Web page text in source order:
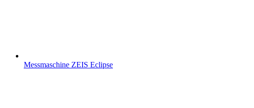
Messmaschine ZEIS Eclipse